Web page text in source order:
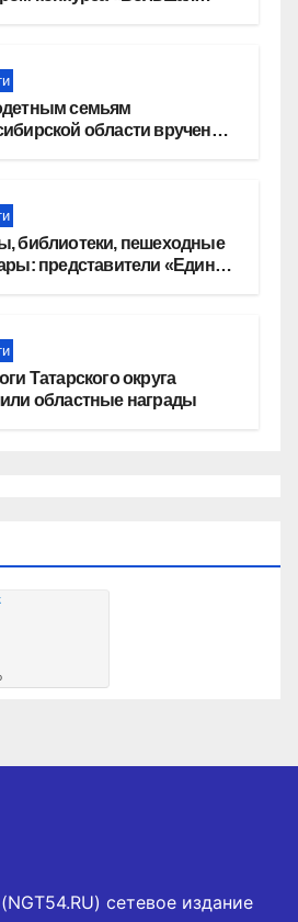
семьям
области вручены
библиотеки, пешеходные
представители «Единой
Татарского округа
областные награды
сетевое издание